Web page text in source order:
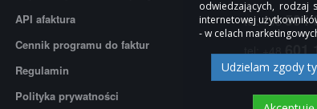
API afaktura
Cennik programu do faktur
Regulamin
Polityka prywatności
tel: +48504
tel: +48601
odwiedzających, rodzaj
internetowej
- w celach
Udzielam zgody